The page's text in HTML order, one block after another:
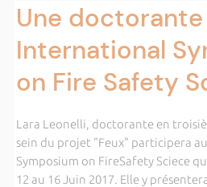
Une doctorante
International
on Fire Safety
Lara Leonelli, doctorante en
sein du projet "Feux" participera
Symposium on FireSafety Sciece
12 au 16 Juin 2017. Elle y